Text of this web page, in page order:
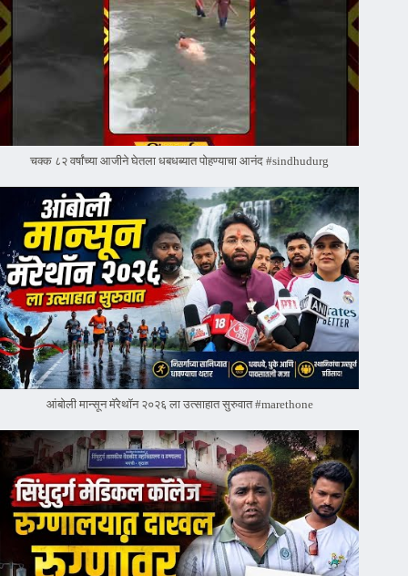
चक्क ८२ वर्षांच्या आजीने घेतला धबधब्यात पोहण्याचा आनंद #sindhudurg
आंबोली मान्सून मॅरेथॉन २०२६ ला उत्साहात सुरुवात #marethone